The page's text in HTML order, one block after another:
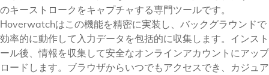
のキーストロークをキャプチャする専門ツールです。
Hoverwatchはこの機能を精密に実装し、バックグラウンドで
効率的に動作して入力データを包括的に収集します。インスト
ール後、情報を収集して安全なオンラインアカウントにアップ
ロードします。ブラウザからいつでもアクセスでき、カジュア